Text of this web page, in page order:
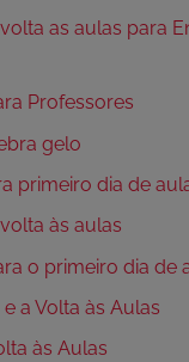
as aulas para
Professores
gelo
primeiro dia de
às aulas
o primeiro dia de
a Volta às Aulas
às Aulas